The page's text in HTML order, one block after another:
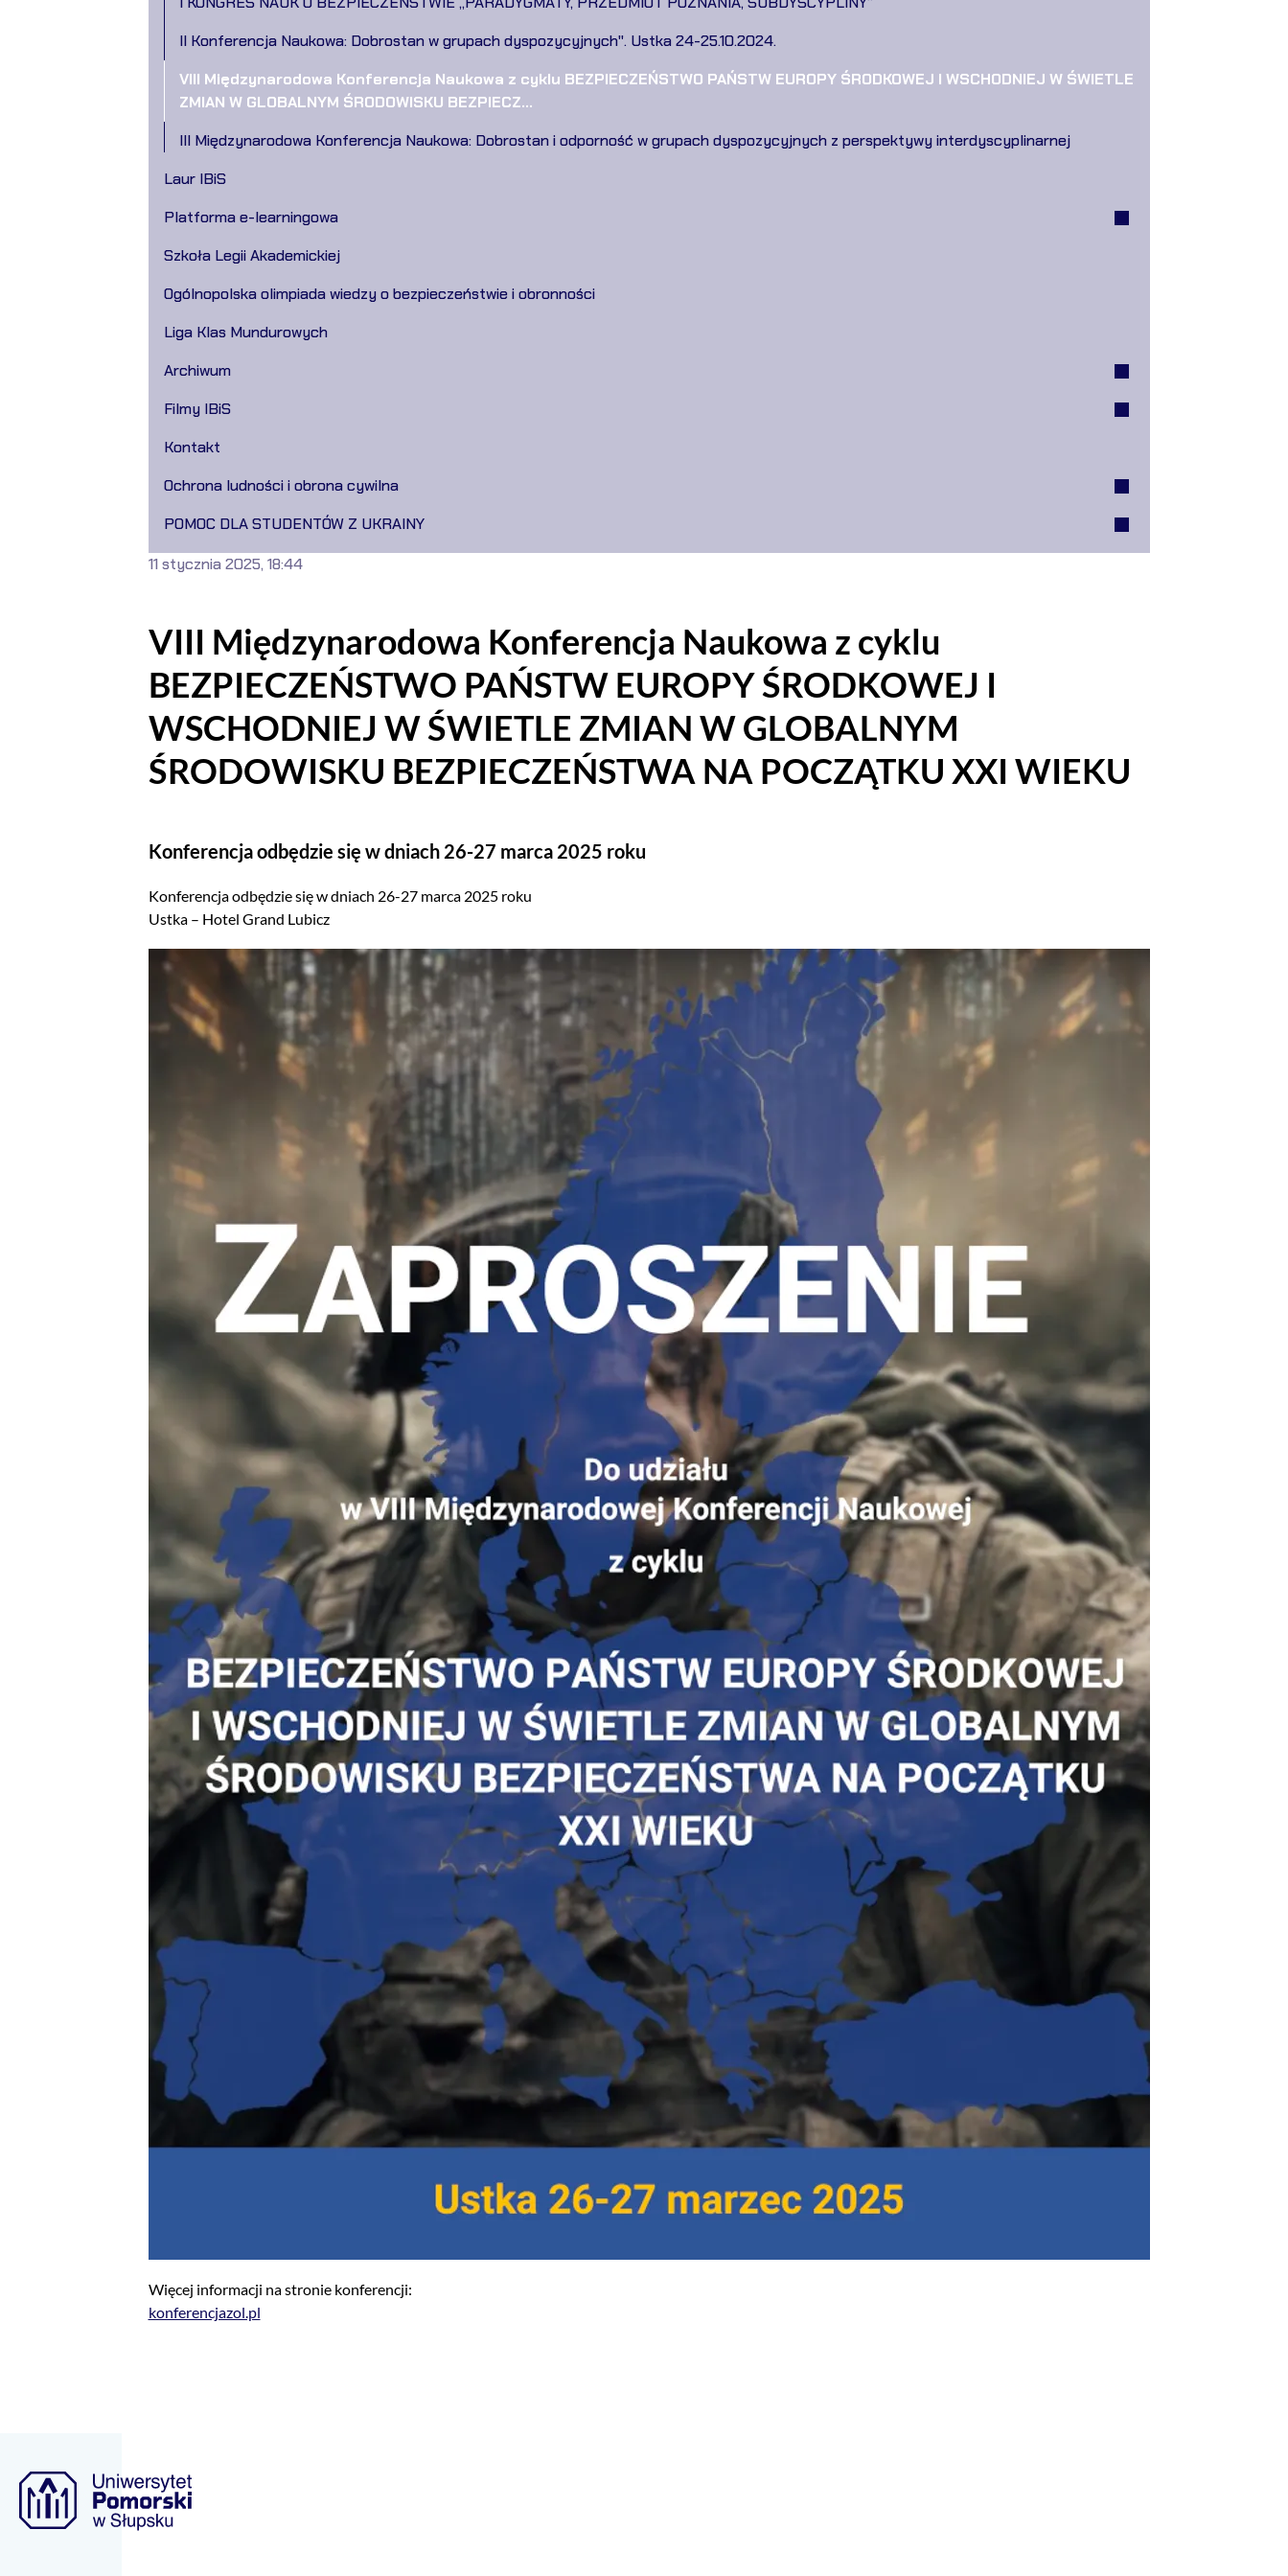
II Konferencja Naukowa: Dobrostan w grupach dyspozycyjnych". Ustka 24-25.10.2024.
VIII Międzynarodowa Konferencja Naukowa z cyklu BEZPIECZEŃSTWO PAŃSTW EUROPY ŚRODKOWEJ I WSCHODNIEJ W ŚWIETLE
ZMIAN W GLOBALNYM ŚRODOWISKU BEZPIECZ...
III Międzynarodowa Konferencja Naukowa: Dobrostan i odporność w grupach dyspozycyjnych z perspektywy interdyscyplinarnej
Laur IBiS
Platforma e-learningowa
Szkoła Legii Akademickiej
Ogólnopolska olimpiada wiedzy o bezpieczeństwie i obronności
Liga Klas Mundurowych
Archiwum
Filmy IBiS
Kontakt
Ochrona ludności i obrona cywilna
POMOC DLA STUDENTÓW Z UKRAINY
VIII Międzynarodowa Konferencja Naukowa z cyklu
BEZPIECZEŃSTWO PAŃSTW EUROPY ŚRODKOWEJ I
WSCHODNIEJ W ŚWIETLE ZMIAN W GLOBALNYM
ŚRODOWISKU BEZPIECZEŃSTWA NA POCZĄTKU XXI WIEKU
Konferencja odbędzie się w dniach 26-27 marca 2025 roku
11 stycznia 2025, 18:44
Konferencja odbędzie się w dniach 26-27 marca 2025 roku
Ustka – Hotel Grand Lubicz
Więcej informacji na stronie konferencji:
konferencjazol.pl